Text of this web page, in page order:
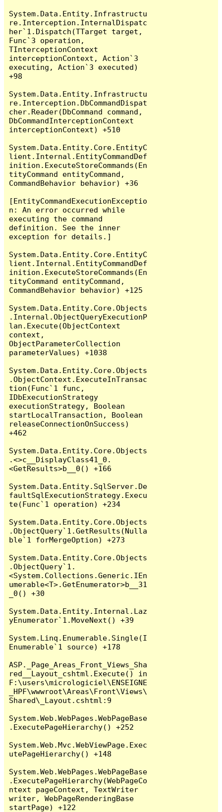
System.Data.Entity.Infrastructu
re.Interception.InternalDispatc
her`1.Dispatch(TTarget target,
Func`3 operation,
TInterceptionContext
interceptionContext, Action`3
executing, Action`3 executed)
+98
System.Data.Entity.Infrastructu
re.Interception.DbCommandDispat
cher.Reader(DbCommand command,
DbCommandInterceptionContext
interceptionContext) +510
System.Data.Entity.Core.EntityC
lient.Internal.EntityCommandDef
inition.ExecuteStoreCommands(En
tityCommand entityCommand,
CommandBehavior behavior) +36
[EntityCommandExecutionExceptio
n: An error occurred while
executing the command
definition. See the inner
exception for details.]
System.Data.Entity.Core.EntityC
lient.Internal.EntityCommandDef
inition.ExecuteStoreCommands(En
tityCommand entityCommand,
CommandBehavior behavior) +125
System.Data.Entity.Core.Objects
.Internal.ObjectQueryExecutionP
lan.Execute(ObjectContext
context,
ObjectParameterCollection
parameterValues) +1038
System.Data.Entity.Core.Objects
.ObjectContext.ExecuteInTransac
tion(Func`1 func,
IDbExecutionStrategy
executionStrategy, Boolean
startLocalTransaction, Boolean
releaseConnectionOnSuccess)
+462
System.Data.Entity.Core.Objects
.<>c__DisplayClass41_0.
<GetResults>b__0() +166
System.Data.Entity.SqlServer.De
faultSqlExecutionStrategy.Execu
te(Func`1 operation) +234
System.Data.Entity.Core.Objects
.ObjectQuery`1.GetResults(Nulla
ble`1 forMergeOption) +273
System.Data.Entity.Core.Objects
.ObjectQuery`1.
<System.Collections.Generic.IEn
umerable<T>.GetEnumerator>b__31
_0() +30
System.Data.Entity.Internal.Laz
yEnumerator`1.MoveNext() +39
System.Linq.Enumerable.Single(I
Enumerable`1 source) +178
ASP._Page_Areas_Front_Views_Sha
red__Layout_cshtml.Execute() in
F:\users\micrologiciel\ENSEIGNE
_HPF\wwwroot\Areas\Front\Views\
Shared\_Layout.cshtml:9
System.Web.WebPages.WebPageBase
.ExecutePageHierarchy() +252
System.Web.Mvc.WebViewPage.Exec
utePageHierarchy() +148
System.Web.WebPages.WebPageBase
.ExecutePageHierarchy(WebPageCo
ntext pageContext, TextWriter
writer, WebPageRenderingBase
startPage) +122